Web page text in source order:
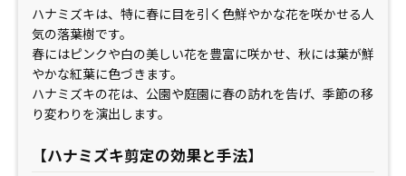
ハナミズキは、特に春に目を引く色鮮やかな花を咲かせる人
気の落葉樹です。
春にはピンクや白の美しい花を豊富に咲かせ、秋には葉が鮮
やかな紅葉に色づきます。
ハナミズキの花は、公園や庭園に春の訪れを告げ、季節の移
り変わりを演出します。
【ハナミズキ剪定の効果と手法】